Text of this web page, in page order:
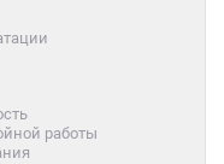
работы